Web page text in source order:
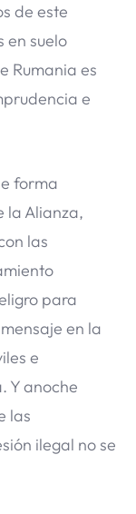
de este
en suelo
Rumania es
e
forma
la Alianza,
las
para
en la
e
Y anoche
las
ilegal no se